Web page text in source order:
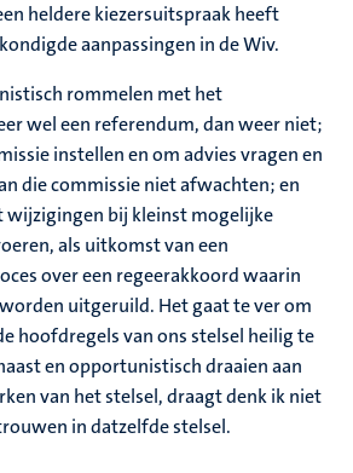
heldere kiezersuitspraak heeft
aanpassingen in de Wiv.
rommelen met het
wel een referendum, dan weer niet;
instellen en om advies vragen en
die commissie niet afwachten; en
wijzigingen bij kleinst mogelijke
als uitkomst van een
over een regeerakkoord waarin
uitgeruild. Het gaat te ver om
hoofdregels van ons stelsel heilig te
en opportunistisch draaien aan
van het stelsel, draagt denk ik niet
in datzelfde stelsel.